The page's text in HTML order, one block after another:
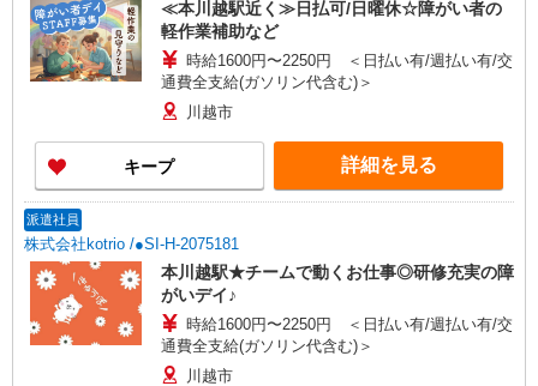
≪本川越駅近く≫日払可/日曜休☆障がい者の
軽作業補助など
時給1600円〜2250円 ＜日払い有/週払い有/交
通費全支給(ガソリン代含む)＞
川越市
キープ 詳細を見る
派遣社員
株式会社kotrio /●SI-H-2075181
本川越駅★チームで動くお仕事◎研修充実の障
がいデイ♪
時給1600円〜2250円 ＜日払い有/週払い有/交
通費全支給(ガソリン代含む)＞
川越市